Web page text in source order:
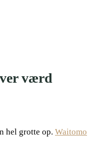
værd
hel grotte op. Waitomo